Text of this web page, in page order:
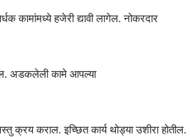
कामांमध्ये हजेरी द्यावी लागेल. नोकरदार
अडकलेली कामे आपल्या
क्रय कराल. इच्छित कार्य थोड्या उशीरा होतील.